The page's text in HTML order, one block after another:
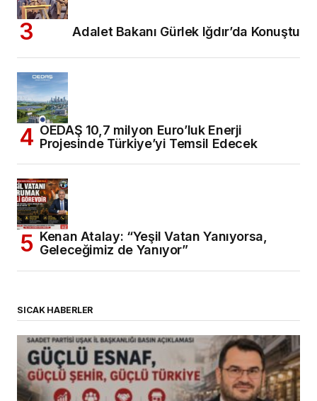
Adalet Bakanı Gürlek Iğdır’da Konuştu
OEDAŞ 10,7 milyon Euro’luk Enerji
Projesinde Türkiye’yi Temsil Edecek
Kenan Atalay: “Yeşil Vatan Yanıyorsa,
Geleceğimiz de Yanıyor”
SICAK HABERLER